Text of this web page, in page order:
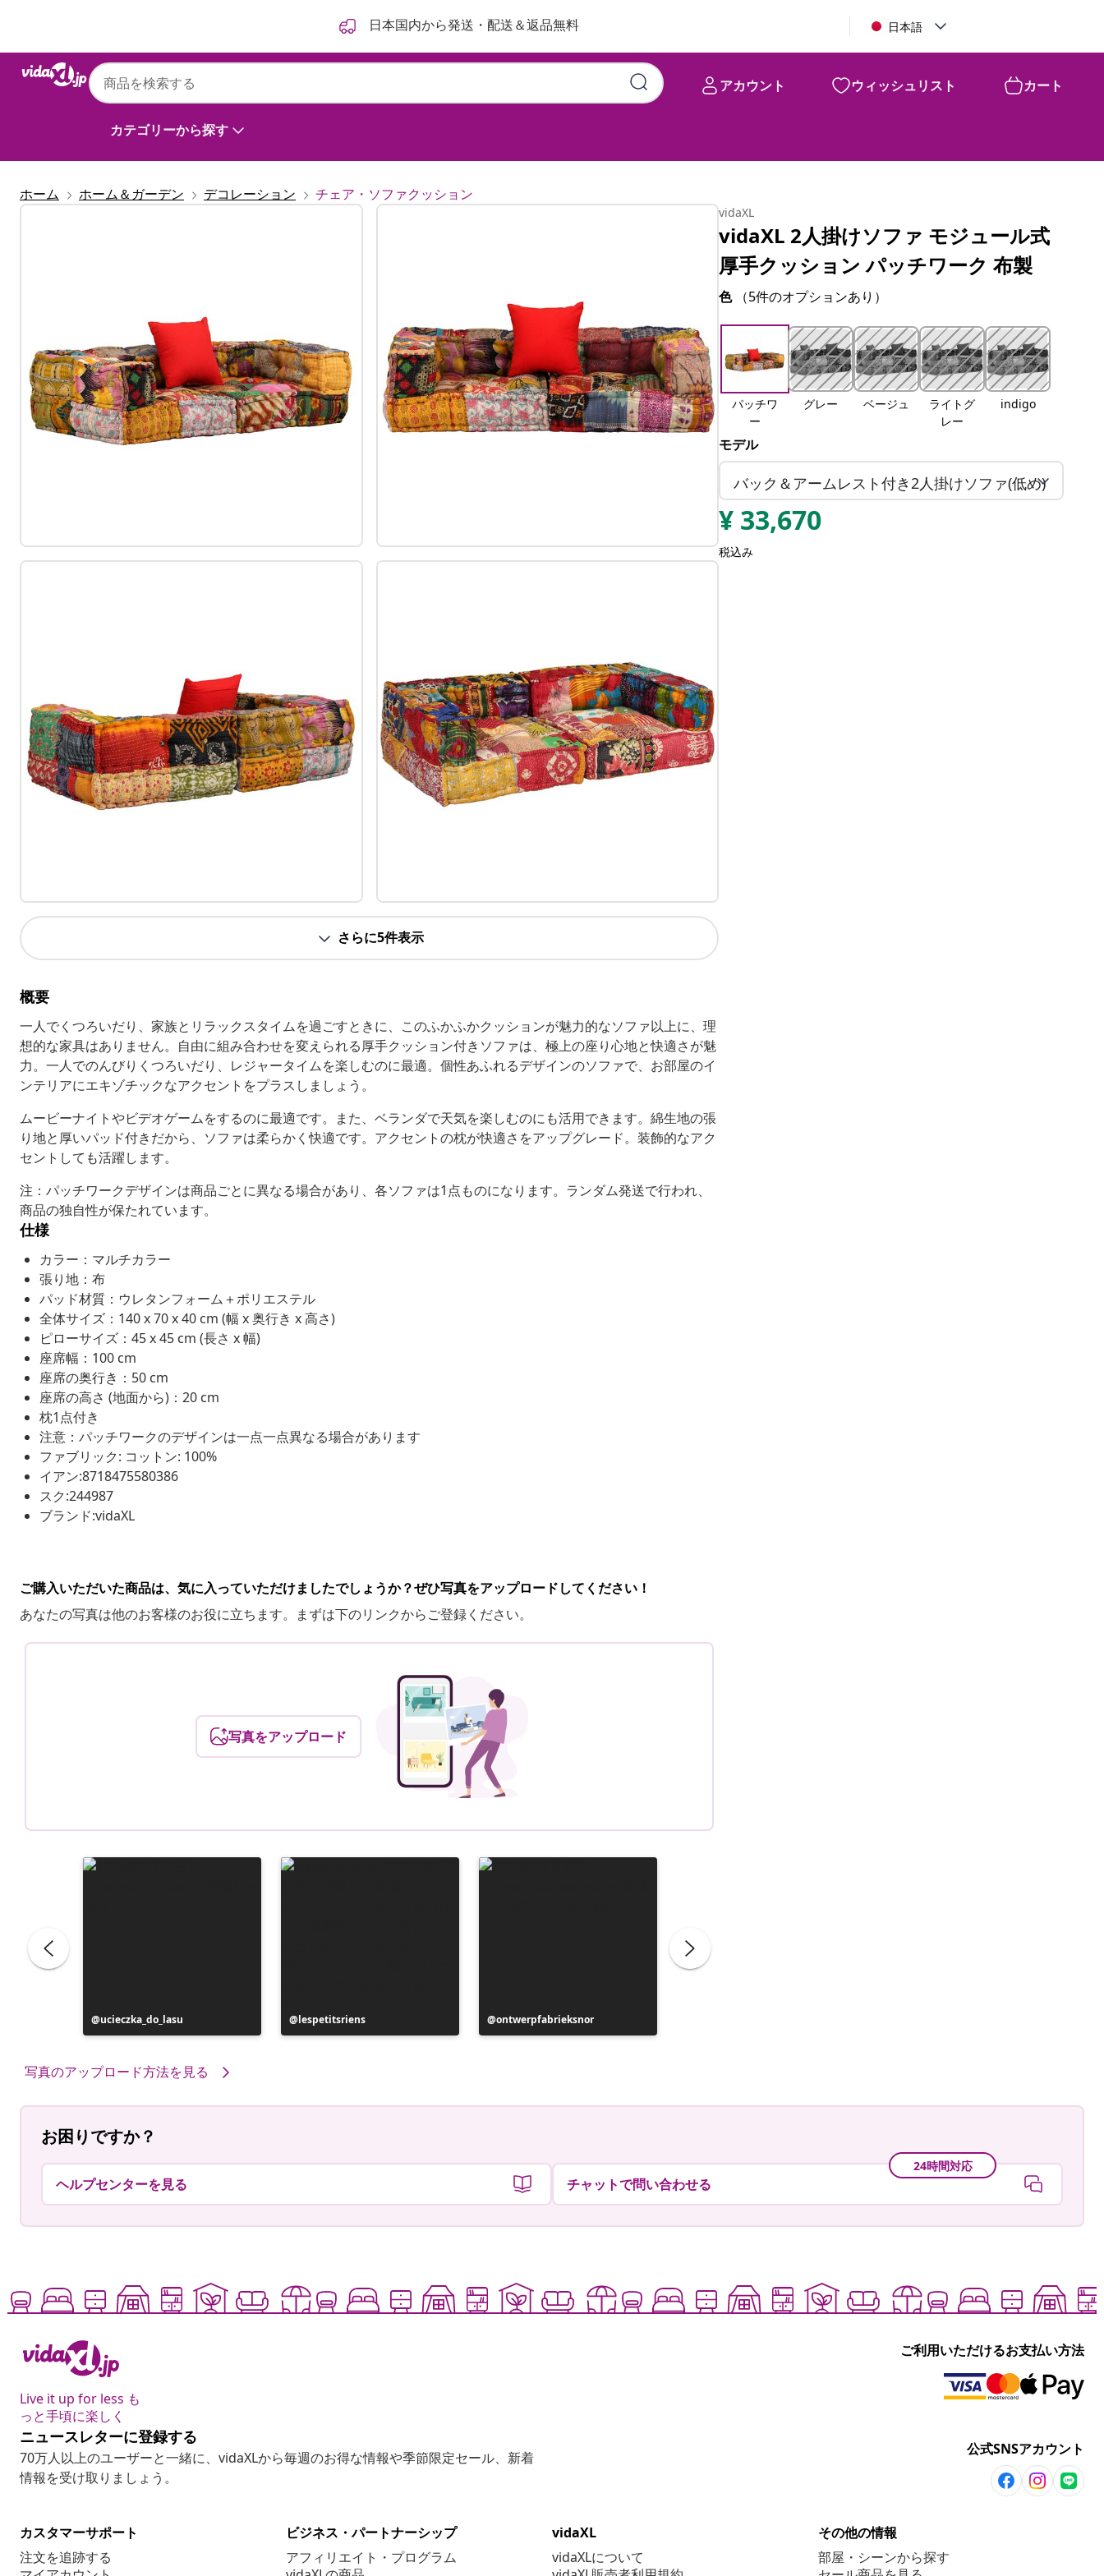
日本国内から発送・配送＆返品無料 日本語
カテゴリーから探す
アカウント ウィッシュリスト カート
ホーム ホーム＆ガーデン デコレーション チェア・ソファクッション
さらに5件表示
概要
一人でくつろいだり、家族とリラックスタイムを過ごすときに、このふかふかクッションが魅力的なソファ以上に、理
想的な家具はありません。自由に組み合わせを変えられる厚手クッション付きソファは、極上の座り心地と快適さが魅
力。一人でのんびりくつろいだり、レジャータイムを楽しむのに最適。個性あふれるデザインのソファで、お部屋のイ
ンテリアにエキゾチックなアクセントをプラスしましょう。
ムービーナイトやビデオゲームをするのに最適です。また、ベランダで天気を楽しむのにも活用できます。綿生地の張
り地と厚いパッド付きだから、ソファは柔らかく快適です。アクセントの枕が快適さをアップグレード。装飾的なアク
セントしても活躍します。
注：パッチワークデザインは商品ごとに異なる場合があり、各ソファは1点ものになります。ランダム発送で行われ、
商品の独自性が保たれています。
仕様
カラー：マルチカラー
張り地：布
パッド材質：ウレタンフォーム＋ポリエステル
全体サイズ：140 x 70 x 40 cm (幅 x 奥行き x 高さ)
ピローサイズ：45 x 45 cm (長さ x 幅)
座席幅：100 cm
座席の奥行き：50 cm
座席の高さ (地面から)：20 cm
枕1点付き
注意：パッチワークのデザインは一点一点異なる場合があります
ファブリック: コットン: 100%
イアン:8718475580386
スク:244987
ブランド:vidaXL
ご購入いただいた商品は、気に入っていただけましたでしょうか？ぜひ写真をアップロードしてください！
あなたの写真は他のお客様のお役に立ちます。まずは下のリンクからご登録ください。
写真をアップロード
投
稿
ucieczka_do_lasu
投
稿
lespetitsriens
投
稿
ontwerpfabrieksnor
写真のアップロード方法を見る
vidaXL
vidaXL 2人掛けソファ モジュール式
厚手クッション パッチワーク 布製
色 （5件のオプションあり）
パッチワ
ー
グレー ベージュ
ライトグ
レー
indigo
モデル
バック＆アームレスト付き2人掛けソファ(低め)
¥ 33,670
税込み
お困りですか？
ヘルプセンターを見る
24時間対応
チャットで問い合わせる
Live it up for less も
っと手頃に楽しく
ご利用いただけるお支払い方法
ニュースレターに登録する
70万人以上のユーザーと一緒に、vidaXLから毎週のお得な情報や季節限定セール、新着
情報を受け取りましょう。
公式SNSアカウント
カスタマーサポート
注文を追跡する
ビジネス・パートナーシップ
アフィリエイト・プログラム
vidaXL
vidaXLについて
その他の情報
部屋・シーンから探す